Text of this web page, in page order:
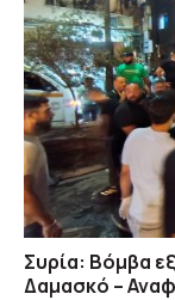
Συρία: Βόμβα
Δαμασκό –